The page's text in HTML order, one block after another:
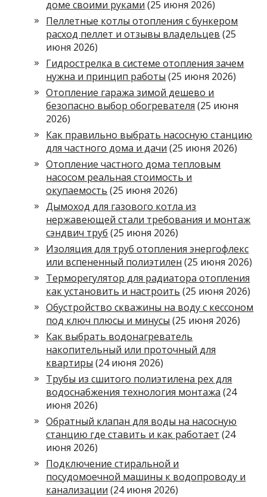
доме своими руками (25 июня 2026)
Пеллетные котлы отопления с бункером
расход пеллет и отзывы владельцев (25
июня 2026)
Гидрострелка в системе отопления зачем
нужна и принцип работы (25 июня 2026)
Отопление гаража зимой дешево и
безопасно выбор обогревателя (25 июня
2026)
Как правильно выбрать насосную станцию
для частного дома и дачи (25 июня 2026)
Отопление частного дома тепловым
насосом реальная стоимость и
окупаемость (25 июня 2026)
Дымоход для газового котла из
нержавеющей стали требования и монтаж
сэндвич труб (25 июня 2026)
Изоляция для труб отопления энергофлекс
или вспененный полиэтилен (25 июня 2026)
Терморегулятор для радиатора отопления
как установить и настроить (25 июня 2026)
Обустройство скважины на воду с кессоном
под ключ плюсы и минусы (25 июня 2026)
Как выбрать водонагреватель
накопительный или проточный для
квартиры (24 июня 2026)
Трубы из сшитого полиэтилена pex для
водоснабжения технология монтажа (24
июня 2026)
Обратный клапан для воды на насосную
станцию где ставить и как работает (24
июня 2026)
Подключение стиральной и
посудомоечной машины к водопроводу и
канализации (24 июня 2026)